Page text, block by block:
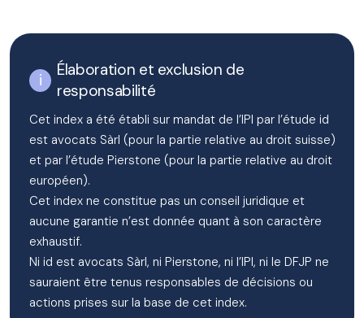
Élaboration et exclusion de
responsabilité
Cet index a été établi sur mandat de l’IPI par l’étude id
est avocats Sàrl (pour la partie relative au droit suisse)
et par l’étude Pierstone (pour la partie relative au droit
européen).
Cet index ne constitue pas un conseil juridique et
aucune garantie n’est donnée quant à son caractère
exhaustif.
Ni id est avocats Sàrl, ni Pierstone, ni l’IPI, ni le DFJP ne
sauraient être tenus responsables de décisions ou
actions prises sur la base de cet index.